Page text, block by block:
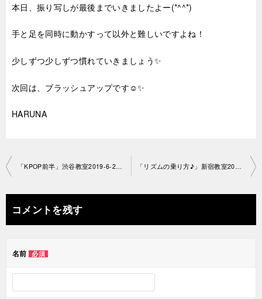
本日、振り写しが最後までいきましたよー(*^^*)
手と足を同時に動かすって以外と難しいですよね！
少しずつ少しずつ慣れていきましょう✨
次回は、ブラッシュアップです☺✨
HARUNA
投
ナ
ビ
ー
コメントを残す
名前 必須